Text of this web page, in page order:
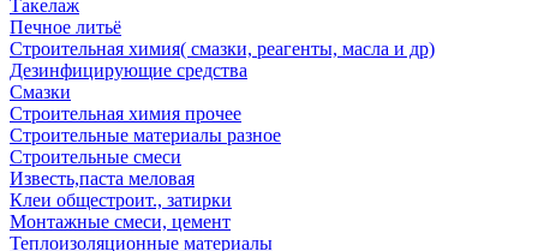
Такелаж
Печное литьё
Строительная химия( смазки, реагенты, масла и др)
Дезинфицирующие средства
Смазки
Строительная химия прочее
Строительные материалы разное
Строительные смеси
Известь,паста меловая
Клеи общестроит., затирки
Монтажные смеси, цемент
Теплоизоляционные материалы